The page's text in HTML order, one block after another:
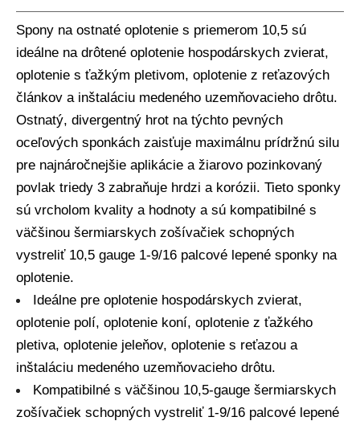
Spony na ostnaté oplotenie s priemerom 10,5 sú
ideálne na drôtené oplotenie hospodárskych zvierat,
oplotenie s ťažkým pletivom, oplotenie z reťazových
článkov a inštaláciu medeného uzemňovacieho drôtu.
Ostnatý, divergentný hrot na týchto pevných
oceľových sponkách zaisťuje maximálnu prídržnú silu
pre najnáročnejšie aplikácie a žiarovo pozinkovaný
povlak triedy 3 zabraňuje hrdzi a korózii. Tieto sponky
sú vrcholom kvality a hodnoty a sú kompatibilné s
väčšinou šermiarskych zošívačiek schopných
vystreliť 10,5 gauge 1-9/16 palcové lepené sponky na
oplotenie.
Ideálne pre oplotenie hospodárskych zvierat,
oplotenie polí, oplotenie koní, oplotenie z ťažkého
pletiva, oplotenie jeleňov, oplotenie s reťazou a
inštaláciu medeného uzemňovacieho drôtu.
Kompatibilné s väčšinou 10,5-gauge šermiarskych
zošívačiek schopných vystreliť 1-9/16 palcové lepené